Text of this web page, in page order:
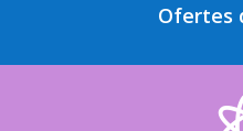
Ofertes